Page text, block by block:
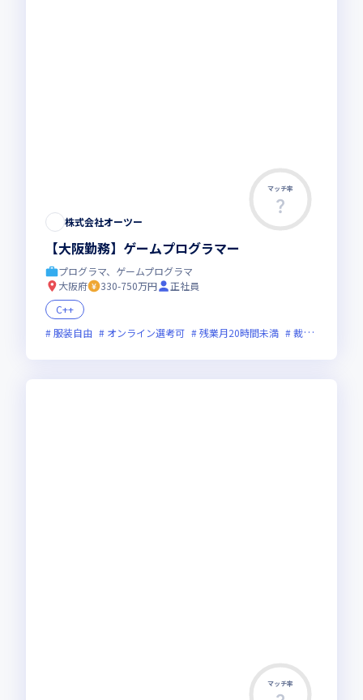
マッチ率
株式会社オーツー
【大阪勤務】ゲームプログラマー
プログラマ、ゲームプログラマ
大阪府
330-750万円
正社員
C++
服装自由
オンライン選考可 残業月20時間未満 裁量労働制あり
マッチ率